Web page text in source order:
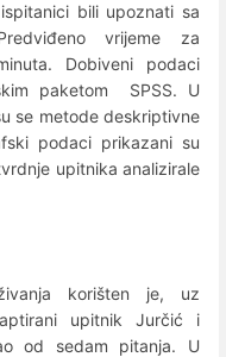
bili upoznati sa
vrijeme za
Dobiveni podaci
paketom SPSS. U
se metode deskriptivne
podaci prikazani su
upitnika analizirale
korišten je, uz
upitnik Jurčić i
od sedam pitanja. U